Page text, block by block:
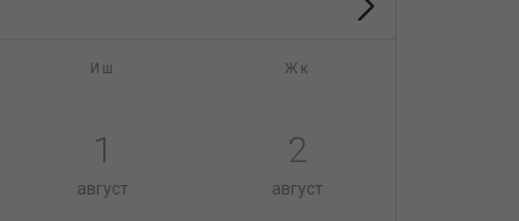
Иш Жк
1
август
2
август